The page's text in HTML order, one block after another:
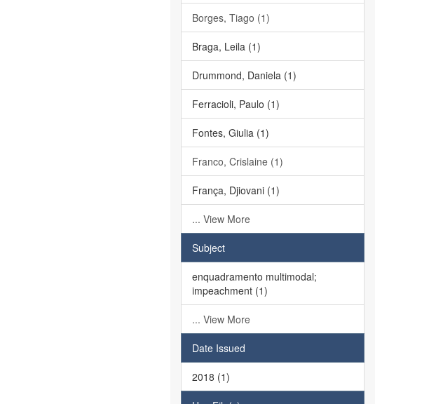
Borges, Tiago (1)
Braga, Leila (1)
Drummond, Daniela (1)
Ferracioli, Paulo (1)
Fontes, Giulia (1)
Franco, Crislaine (1)
França, Djiovani (1)
... View More
Subject
enquadramento multimodal;
impeachment (1)
... View More
Date Issued
2018 (1)